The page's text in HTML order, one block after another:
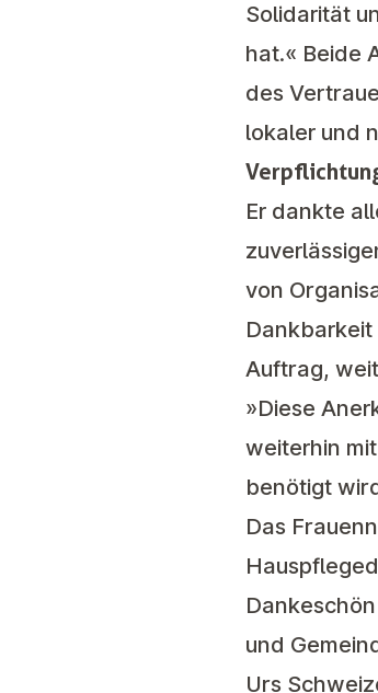
Solidarität
hat.« Beide
des
lokaler und
Er dankte
von
Auftrag,
»Diese
weiterhin
benötigt
Das
und
Urs